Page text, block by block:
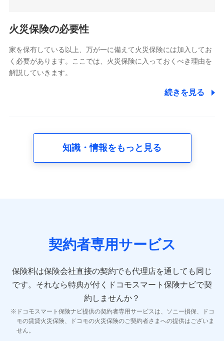
電話対応の品質向上およびお問合せ内容の正確な把握のため
6.採用応募者の個人情報
採用選考および入社手続を実施するため
8.取引先個人情報
取引先としての選定業務、営業情報の提供業務、契約締結手
10.受託業務の 個人情報
11.マイカー通勤管理クラウド並びに法人向けASPサー
ビスに関してのお問い合わせ情報
各種お問い合わせに対応するため
当社のサービスに関する情報提供や、皆様に有用なお知らせ
をお送りするため
火災保険の必要性
家を保有している以上、万が一に備えて火災保険には加入してお
く必要があります。ここでは、火災保険に入っておくべき理由を
解説していきます。
続きを見る
知識・情報をもっと見る
契約者専用サービス
保険料は保険会社直接の契約でも代理店を通しても同じ
です。 それなら特典が付くドコモスマート保険ナビで契
約しませんか？
ドコモスマート保険ナビ提供の契約者専用サービスは、ソニー損保、ドコ
モの賃貸火災保険、ドコモの火災保険のご契約者さまへの提供はございま
せん。